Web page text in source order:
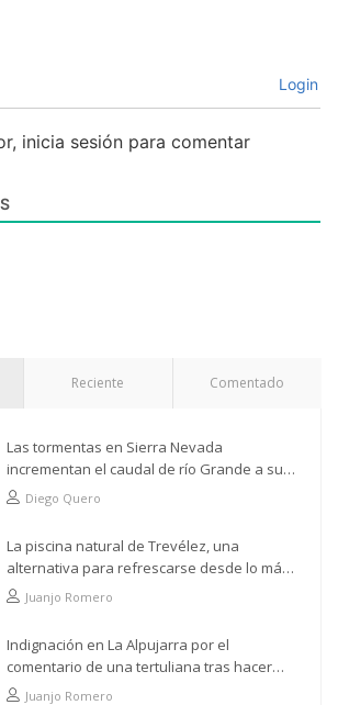
Login
inicia sesión para comentar
Reciente Comentado
Las tormentas en Sierra Nevada
incrementan el caudal de río Grande a su
paso por Trevélez
Diego Quero
La piscina natural de Trevélez, una
alternativa para refrescarse desde lo más
altoJuanjo Romero
Indignación en La Alpujarra por el
comentario de una tertuliana tras hacer
alusión al analfabetismo con la comarca
Juanjo Romero